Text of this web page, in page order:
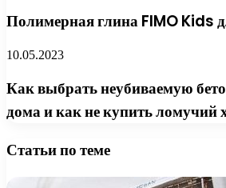
Полимерная глина FIMO Kids
10.05.2023
Как выбрать неубиваемую
дома и как не купить ломучий
Статьи по теме